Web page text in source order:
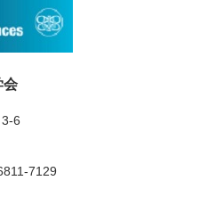
会
6
7129